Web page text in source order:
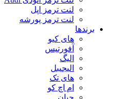
لنت ترمز اپل
لنت ترمز پورشه
برندها
های کیو
آفورتیس
الیگ
الیجیبل
های تک
ام اچ کو